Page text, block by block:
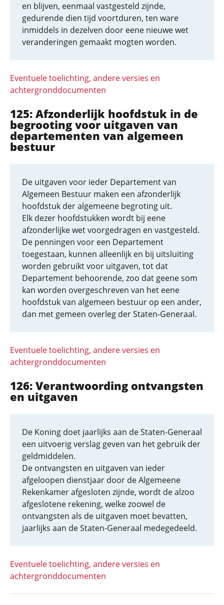
en blijven, eenmaal vastgesteld zijnde,
gedurende dien tijd voortduren, ten ware
inmiddels in dezelven door eene nieuwe wet
veranderingen gemaakt mogten worden.
Eventuele toelichting, andere versies en
achtergronddocumenten
125: Afzonderlijk hoofdstuk in de
begrooting voor uitgaven van
departementen van algemeen
bestuur
De uitgaven voor ieder Departement van
Algemeen Bestuur maken een afzonderlijk
hoofdstuk der algemeene begroting uit.
Elk dezer hoofdstukken wordt bij eene
afzonderlijke wet voorgedragen en vastgesteld.
De penningen voor een Departement
toegestaan, kunnen alleenlijk en bij uitsluiting
worden gebruikt voor uitgaven, tot dat
Departement behoorende, zoo dat geene som
kan worden overgeschreven van het eene
hoofdstuk van algemeen bestuur op een ander,
dan met gemeen overleg der Staten-Generaal.
Eventuele toelichting, andere versies en
achtergronddocumenten
126: Verantwoording ontvangsten
en uitgaven
De Koning doet jaarlijks aan de Staten-Generaal
een uitvoerig verslag geven van het gebruik der
geldmiddelen.
De ontvangsten en uitgaven van ieder
afgeloopen dienstjaar door de Algemeene
Rekenkamer afgesloten zijnde, wordt de alzoo
afgeslotene rekening, welke zoowel de
ontvangsten als de uitgaven moet bevatten,
jaarlijks aan de Staten-Generaal medegedeeld.
Eventuele toelichting, andere versies en
achtergronddocumenten